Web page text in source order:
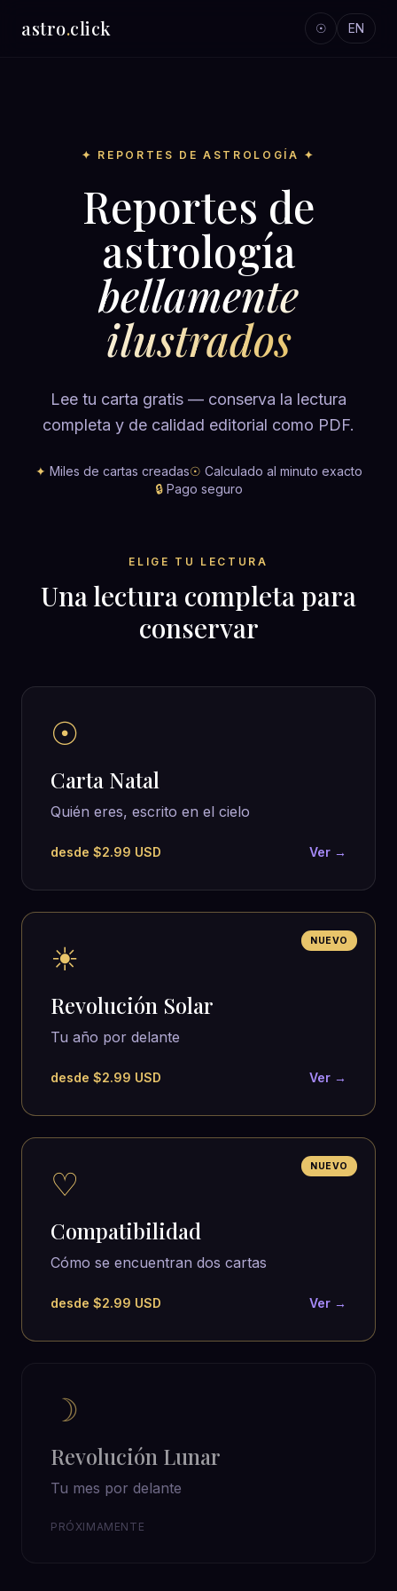
astro.click ☉ EN
✦ REPORTES DE ASTROLOGÍA ✦
Reportes de
astrología
bellamente
ilustrados
Lee tu carta gratis — conserva la lectura
completa y de calidad editorial como PDF.
✦ Miles de cartas creadas☉ Calculado al minuto exacto
🔒Pago seguro
ELIGE TU LECTURA
Una lectura completa para
conservar
☉
Carta Natal
Quién eres, escrito en el cielo
desde $2.99 USD Ver →
NUEVO
☀
Revolución Solar
Tu año por delante
desde $2.99 USD Ver →
NUEVO
♡
Compatibilidad
Cómo se encuentran dos cartas
desde $2.99 USD Ver →
☽
Revolución Lunar
Tu mes por delante
PRÓXIMAMENTE